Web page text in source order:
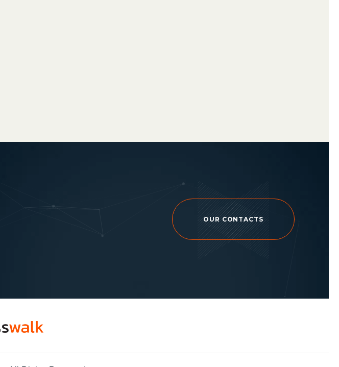
OUR CONTACTS